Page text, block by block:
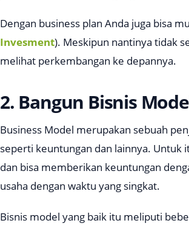
Dengan business plan Anda juga bisa
Invesment). Meskipun nantinya tidak
melihat perkembangan ke depannya.
2. Bangun Bisnis
Business Model merupakan sebuah
seperti keuntungan dan lainnya. Untuk
dan bisa memberikan keuntungan
usaha dengan waktu yang singkat.
Bisnis model yang baik itu meliputi